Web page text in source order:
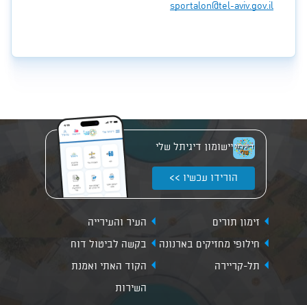
sportalon@tel-aviv.gov.il
יישומון דיגיתל שלי
הורידו עכשיו >>
זימון תורים
העיר והעירייה
חילופי מחזיקים בארנונה
בקשה לביטול דוח
תל-קריירה
הקוד האתי ואמנת
השירות